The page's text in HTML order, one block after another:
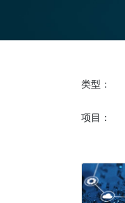
类型：
项目：